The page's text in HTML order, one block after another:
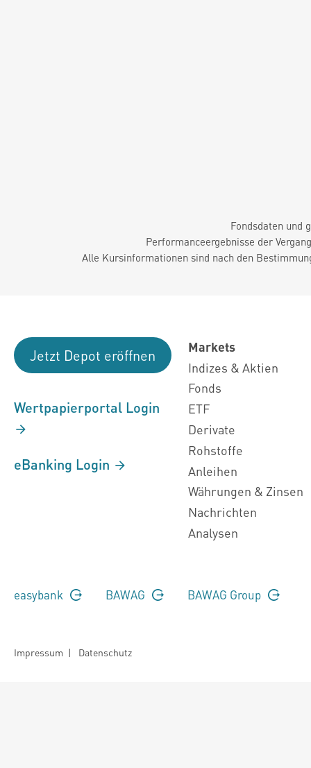
Fondsdaten und
Performanceergebnisse der
Alle Kursinformationen sind nach den
Jetzt Depot eröffnen
Wertpapierportal Login
eBanking Login
Markets
Indizes & Aktien
Fonds
ETF
Derivate
Rohstoffe
Anleihen
Währungen & Zinsen
Nachrichten
Analysen
easybank BAWAG BAWAG Group
Impressum | Datenschutz